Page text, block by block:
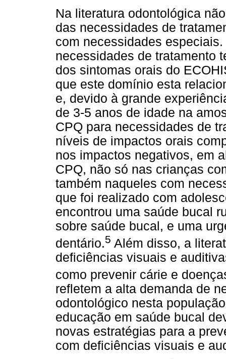
Na literatura odontológica
das necessidades de
com necessidades
necessidades de tratamento
dos sintomas orais do
que este domínio esta
e, devido à grande
de 3-5 anos de idade na
CPQ para necessidades de
níveis de impactos orais
nos impactos negativos, em
CPQ, não só nas crianças
também naqueles com
que foi realizado com
encontrou uma saúde bucal
sobre saúde bucal, e uma
dentário.5 Além disso, a
deficiências visuais e
como prevenir cárie e
refletem a alta demanda de
odontológico nesta
educação em saúde bucal
novas estratégias para a
com deficiências visuais e